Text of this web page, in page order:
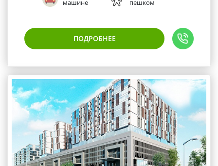
машине пешком
ПОДРОБНЕЕ